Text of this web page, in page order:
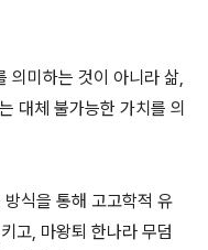
의미하는 것이 아니라 삶,
대체 불가능한 가치를 의
식을 통해 고고학적 유
고, 마왕퇴 한나라 무덤